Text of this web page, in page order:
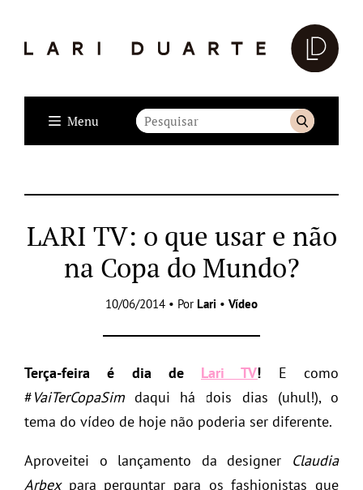
Menu
LARI TV: o que usar e não
na Copa do Mundo?
10/06/2014 • Por Lari • Vídeo
Terça-feira é dia de Lari TV! E como
#VaiTerCopaSim daqui há dois dias (uhul!), o
tema do vídeo de hoje não poderia ser diferente.
Aproveitei o lançamento da designer Claudia
Arbexpara perguntar para os fashionistas que